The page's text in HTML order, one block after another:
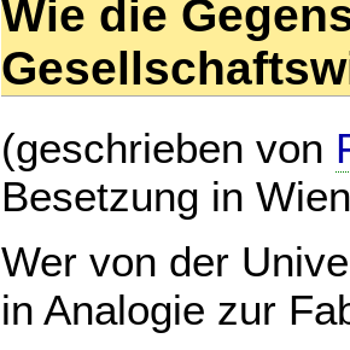
Wie die
(geschrieben von
Besetzung in
Wer von der
in Analogie zur